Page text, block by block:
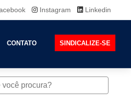
Instagram Linkedin
CONTATO SINDICALIZE-SE